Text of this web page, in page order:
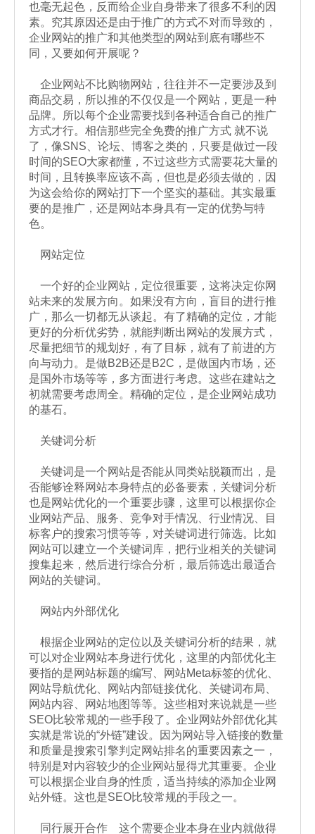
也毫无起色，反而给企业自身带来了很多不利的因
素。究其原因还是由于推广的方式不对而导致的，
企业网站的推广和其他类型的网站到底有哪些不
同，又要如何开展呢？
企业网站不比购物网站，往往并不一定要涉及到
商品交易，所以推的不仅仅是一个网站，更是一种
品牌。所以每个企业需要找到各种适合自己的推广
方式才行。相信那些完全免费的推广方式 就不说
了，像SNS、论坛、博客之类的，只要是做过一段
时间的SEO大家都懂，不过这些方式需要花大量的
时间，且转换率应该不高，但也是必须去做的，因
为这会给你的网站打下一个坚实的基础。其实最重
要的是推广，还是网站本身具有一定的优势与特
色。
网站定位
一个好的企业网站，定位很重要，这将决定你网
站未来的发展方向。如果没有方向，盲目的进行推
广，那么一切都无从谈起。有了精确的定位，才能
更好的分析优劣势，就能判断出网站的发展方式，
尽量把细节的规划好，有了目标，就有了前进的方
向与动力。是做B2B还是B2C，是做国内市场，还
是国外市场等等，多方面进行考虑。这些在建站之
初就需要考虑周全。精确的定位，是企业网站成功
的基石。
关键词分析
关键词是一个网站是否能从同类站脱颖而出，是
否能够诠释网站本身特点的必备要素，关键词分析
也是网站优化的一个重要步骤，这里可以根据你企
业网站产品、服务、竞争对手情况、行业情况、目
标客户的搜索习惯等等，对关键词进行筛选。比如
网站可以建立一个关键词库，把行业相关的关键词
搜集起来，然后进行综合分析，最后筛选出最适合
网站的关键词。
网站内外部优化
根据企业网站的定位以及关键词分析的结果，就
可以对企业网站本身进行优化，这里的内部优化主
要指的是网站标题的编写、网站Meta标签的优化、
网站导航优化、网站内部链接优化、关键词布局、
网站内容、网站地图等等。这些相对来说就是一些
SEO比较常规的一些手段了。企业网站外部优化其
实就是常说的“外链”建设。因为网站导入链接的数量
和质量是搜索引擎判定网站排名的重要因素之一，
特别是对内容较少的企业网站显得尤其重要。企业
可以根据企业自身的性质，适当持续的添加企业网
站外链。这也是SEO比较常规的手段之一。
同行展开合作 这个需要企业本身在业内就做得